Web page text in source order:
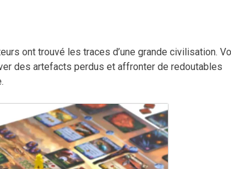
ont trouvé les traces d’une grande civilisation.
des artefacts perdus et affronter de redoutables